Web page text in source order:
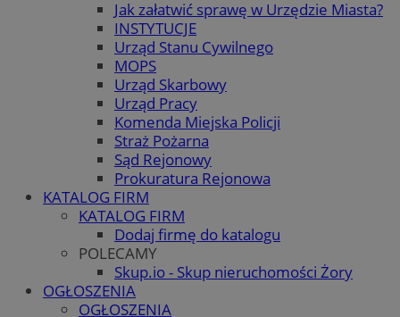
Jak załatwić sprawę w Urzędzie Miasta?
INSTYTUCJE
Urząd Stanu Cywilnego
MOPS
Urząd Skarbowy
Urząd Pracy
Komenda Miejska Policji
Straż Pożarna
Sąd Rejonowy
Prokuratura Rejonowa
KATALOG FIRM
KATALOG FIRM
Dodaj firmę do katalogu
POLECAMY
Skup.io - Skup nieruchomości Żory
OGŁOSZENIA
OGŁOSZENIA